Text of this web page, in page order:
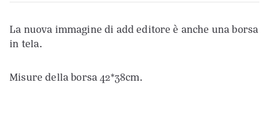
La nuova immagine di add editore è anche una borsa
in tela.
Misure della borsa 42*38cm.